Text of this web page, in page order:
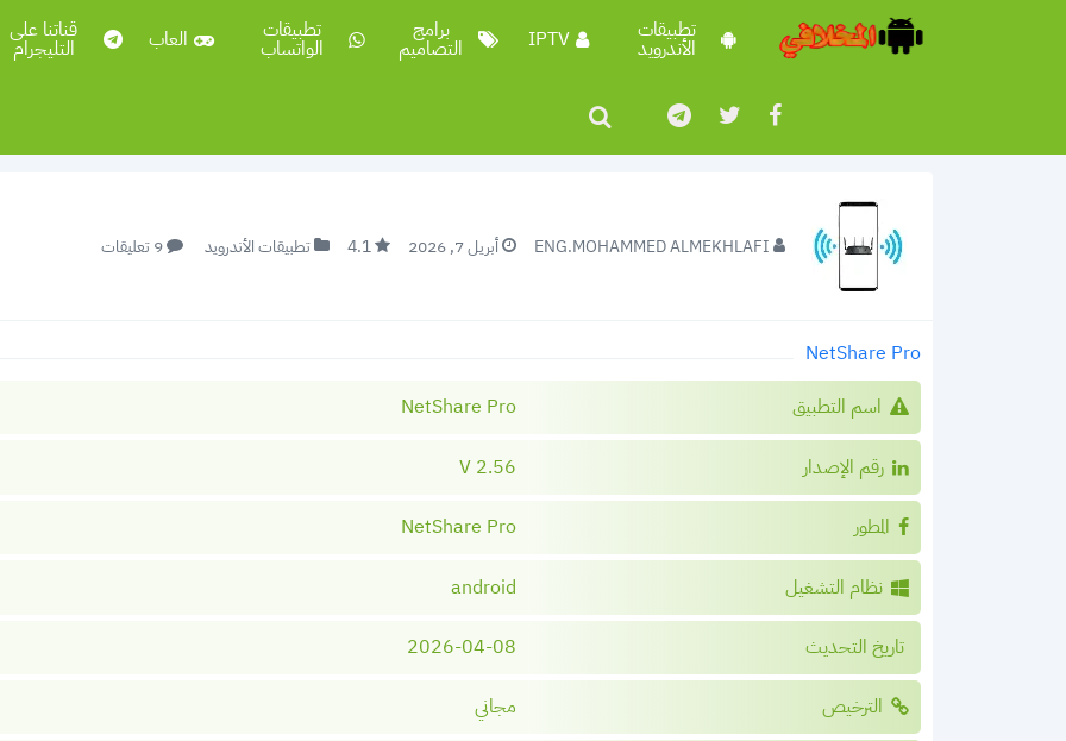
تطبيقات
الأندرويد IPTV برامج
التصاميم
تطبيقات
الواتساب العاب قناتنا على
التليجرام
ENG.MOHAMMED ALMEKHLAFI أبريل 7, 2026 4.1 تطبيقات الأندرويد 9 تعليقات
NetShare Pro
اسم التطبيق
NetShare Pro
رقم الإصدار 2.56 V
المطور NetShare Pro
نظام التشغيل android
تاريخ التحديث 2026-04-08
الترخيص مجاني